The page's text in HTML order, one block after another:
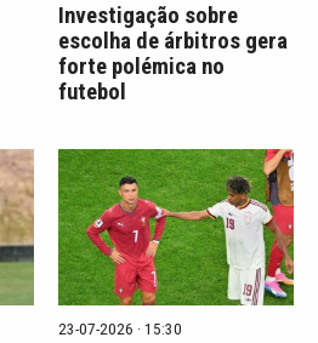
Investigação sobre
escolha de árbitros gera
forte polémica no
futebol
23-07-2026 · 15:30